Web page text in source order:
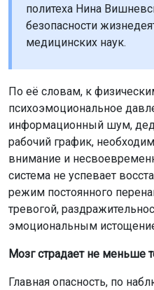
политеха Нина
безопасности
медицинских наук.
По её словам, к
психоэмоциональное
информационный шум,
рабочий график,
внимание и
система не успевает
режим постоянного
тревогой,
эмоциональным
Мозг страдает не меньше
Главная опасность, по